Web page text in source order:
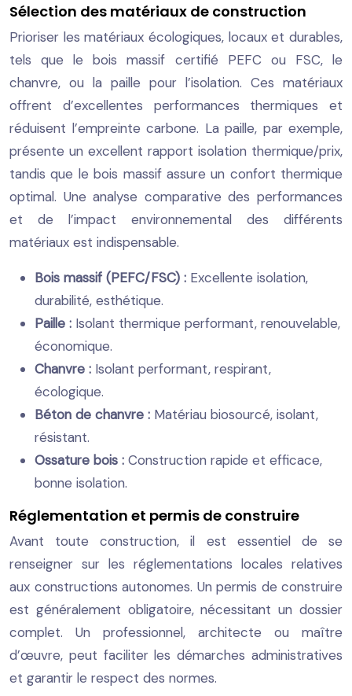
Sélection des matériaux de construction
Prioriser les matériaux écologiques, locaux et durables,
tels que le bois massif certifié PEFC ou FSC, le
chanvre, ou la paille pour l’isolation. Ces matériaux
offrent d’excellentes performances thermiques et
réduisent l’empreinte carbone. La paille, par exemple,
présente un excellent rapport isolation thermique/prix,
tandis que le bois massif assure un confort thermique
optimal. Une analyse comparative des performances
et de l’impact environnemental des différents
matériaux est indispensable.
Bois massif (PEFC/FSC) : Excellente isolation,
durabilité, esthétique.
Paille : Isolant thermique performant, renouvelable,
économique.
Chanvre : Isolant performant, respirant,
écologique.
Béton de chanvre : Matériau biosourcé, isolant,
résistant.
Ossature bois : Construction rapide et efficace,
bonne isolation.
Réglementation et permis de construire
Avant toute construction, il est essentiel de se
renseigner sur les réglementations locales relatives
aux constructions autonomes. Un permis de construire
est généralement obligatoire, nécessitant un dossier
complet. Un professionnel, architecte ou maître
d’œuvre, peut faciliter les démarches administratives
et garantir le respect des normes.